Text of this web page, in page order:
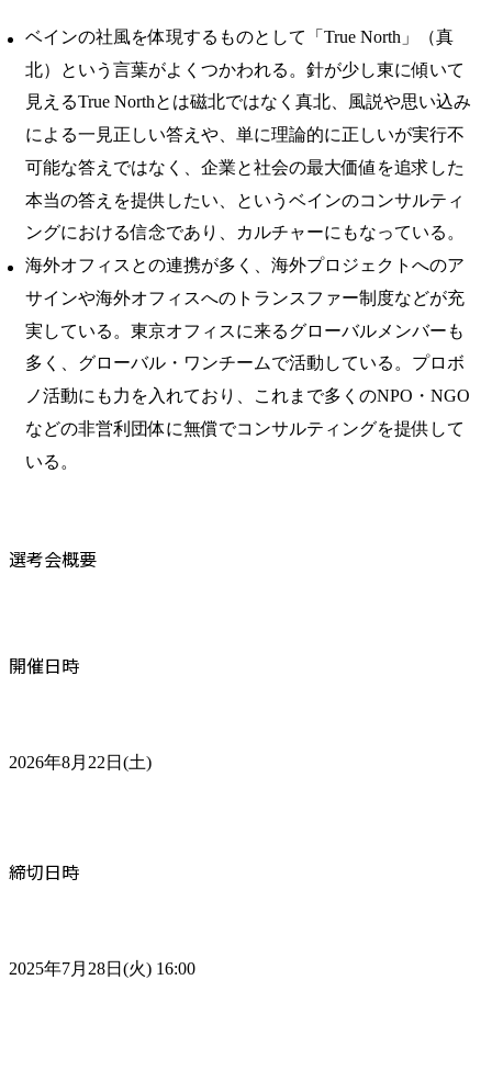
ベインの社風を体現するものとして「True North」（真
北）という言葉がよくつかわれる。針が少し東に傾いて
見えるTrue Northとは磁北ではなく真北、風説や思い込み
による一見正しい答えや、単に理論的に正しいが実行不
可能な答えではなく、企業と社会の最大価値を追求した
本当の答えを提供したい、というベインのコンサルティ
ングにおける信念であり、カルチャーにもなっている。
海外オフィスとの連携が多く、海外プロジェクトへのア
サインや海外オフィスへのトランスファー制度などが充
実している。東京オフィスに来るグローバルメンバーも
多く、グローバル・ワンチームで活動している。プロボ
ノ活動にも力を入れており、これまで多くのNPO・NGO
などの非営利団体に無償でコンサルティングを提供して
いる。
選考会概要
開催日時
2026年8月22日(土)
締切日時
2025年7月28日(火) 16:00